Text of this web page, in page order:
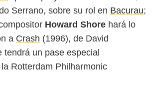
Serrano, sobre su rol en Bacurau;
Howard Shore hará lo
a Crash (1996), de David
tendrá un pase especial
Rotterdam Philharmonic